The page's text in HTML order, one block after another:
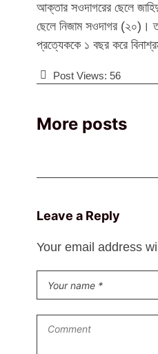
আক্তার সওদাগরের ছেলে
ছেলে নিজাম সওদাগর (২০)।
প্রত্যেককে ১ বছর করে
Post Views: 56
More posts
Leave a Reply
Your email address